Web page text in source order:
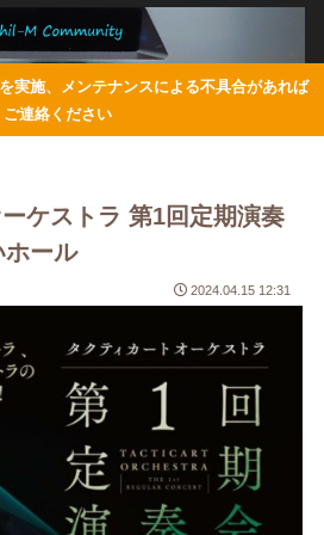
実施、メンテナンスによる不具合があれば
ご連絡ください
ケストラ 第1回定期演奏
ホール
2024.04.15 12:31